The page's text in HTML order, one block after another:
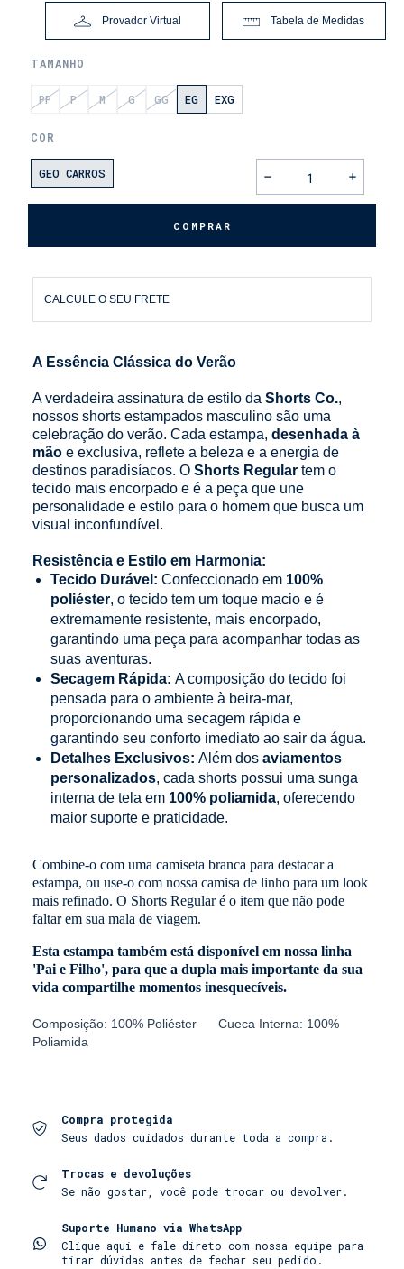
Provador Virtual Tabela de Medidas
TAMANHO
PP P M G GG EG EXG
COR
GEO CARROS
CALCULE O SEU FRETE
A Essência Clássica do Verão
A verdadeira assinatura de estilo da Shorts Co.,
nossos shorts estampados masculino são uma
celebração do verão. Cada estampa, desenhada à
mãoe exclusiva, reflete a beleza e a energia de
destinos paradisíacos. O Shorts Regulartem o
tecido mais encorpado e é a peça que une
personalidade e estilo para o homem que busca um
visual inconfundível.
Resistência e Estilo em Harmonia:
Tecido Durável: Confeccionado em 100%
poliéster, o tecido tem um toque macio e é
extremamente resistente, mais encorpado,
garantindo uma peça para acompanhar todas as
suas aventuras.
Secagem Rápida: A composição do tecido foi
pensada para o ambiente à beira-mar,
proporcionando uma secagem rápida e
garantindo seu conforto imediato ao sair da água.
Detalhes Exclusivos: Além dos aviamentos
personalizados, cada shorts possui uma sunga
interna de tela em 100% poliamida, oferecendo
maior suporte e praticidade.
Combine-o com uma camiseta branca para destacar a
estampa, ou use-o com nossa camisa de linho para um look
mais refinado. O Shorts Regular é o item que não pode
faltar em sua mala de viagem.
Esta estampa também está disponível em nossa linha
'Pai e Filho', para que a dupla mais importante da sua
vida compartilhe momentos inesquecíveis.
Composição: 100% Poliéster Cueca Interna: 100%
Poliamida
Compra protegida
Seus dados cuidados durante toda a compra.
Trocas e devoluções
Se não gostar, você pode trocar ou devolver.
Suporte Humano via WhatsApp
Clique aqui e fale direto com nossa equipe para
tirar dúvidas antes de fechar seu pedido.